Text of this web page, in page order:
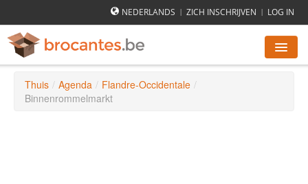
NEDERLANDS | ZICH INSCHRIJVEN | LOG IN
ROMMELMARKTEN AGENDA
Thuis / Agenda / Flandre-Occidentale /
Binnenrommelmarkt